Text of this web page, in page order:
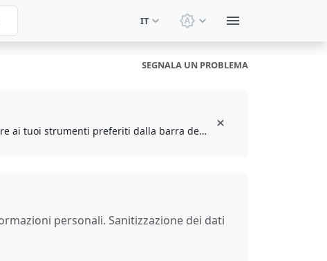
IT Cambia tema: Tema di
SEGNALA UN PROBLEMA
Installa l'estensione gratuita del browser per aggiungere ai preferiti e accedere ai tuoi strumenti preferiti dalla barra degli strumenti
personali. Sanitizzazione dei dati